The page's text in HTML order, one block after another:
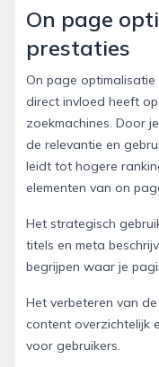
On page
prestaties
On page
direct invloed heeft
zoekmachines. Door
de relevantie en
leidt tot hogere
elementen van on
Het strategisch
titels en meta
begrijpen waar je
Het verbeteren van
content overzichtelijk
voor gebruikers.